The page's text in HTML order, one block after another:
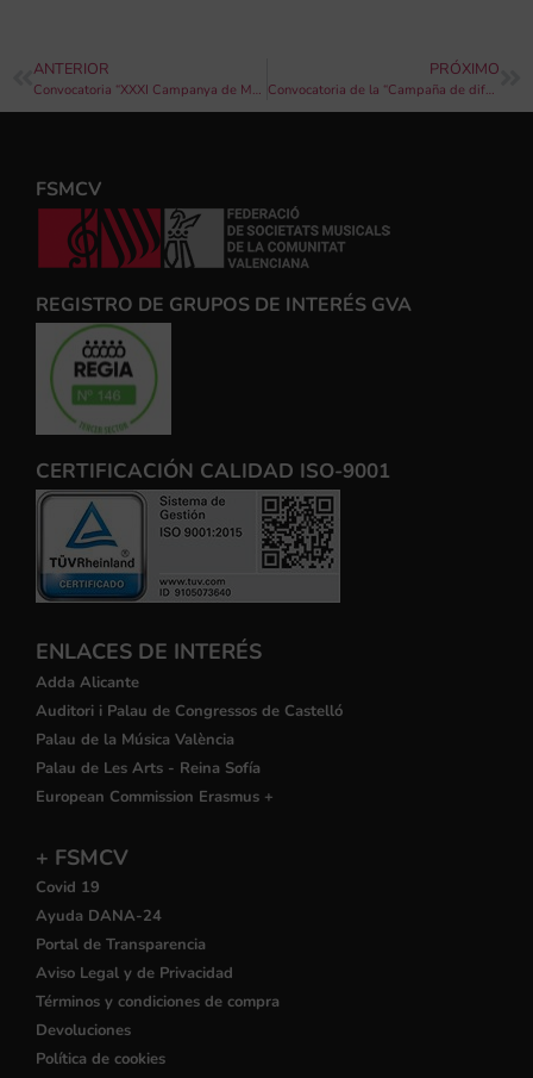
ANTERIOR
Convocatoria “XXXI Campanya de Música als pobles” anualidad 2026
PRÓXIMO
Convocatoria de la “Campaña de difusión de música y teatro 2026”
FSMCV
REGISTRO DE GRUPOS DE INTERÉS GVA
CERTIFICACIÓN CALIDAD ISO-9001
ENLACES DE INTERÉS
Adda Alicante
Auditori i Palau de Congressos de Castelló
Palau de la Música València
Palau de Les Arts - Reina Sofía
European Commission Erasmus +
+ FSMCV
Covid 19
Ayuda DANA-24
Portal de Transparencia
Aviso Legal y de Privacidad
Términos y condiciones de compra
Devoluciones
Política de cookies